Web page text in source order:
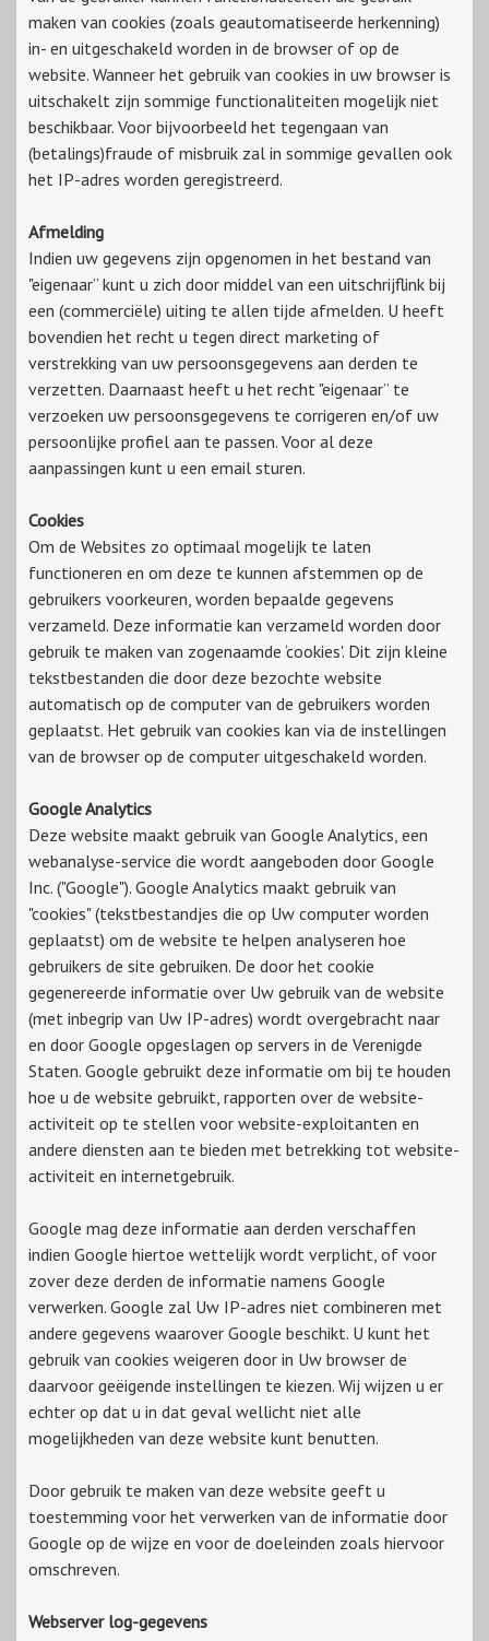
maken van cookies (zoals geautomatiseerde herkenning)
in- en uitgeschakeld worden in de browser of op de
website. Wanneer het gebruik van cookies in uw browser is
uitschakelt zijn sommige functionaliteiten mogelijk niet
beschikbaar. Voor bijvoorbeeld het tegengaan van
(betalings)fraude of misbruik zal in sommige gevallen ook
het IP-adres worden geregistreerd.
Afmelding
Indien uw gegevens zijn opgenomen in het bestand van
"eigenaar” kunt u zich door middel van een uitschrijflink bij
een (commerciële) uiting te allen tijde afmelden. U heeft
bovendien het recht u tegen direct marketing of
verstrekking van uw persoonsgegevens aan derden te
verzetten. Daarnaast heeft u het recht "eigenaar” te
verzoeken uw persoonsgegevens te corrigeren en/of uw
persoonlijke profiel aan te passen. Voor al deze
aanpassingen kunt u een email sturen.
Cookies
Om de Websites zo optimaal mogelijk te laten
functioneren en om deze te kunnen afstemmen op de
gebruikers voorkeuren, worden bepaalde gegevens
verzameld. Deze informatie kan verzameld worden door
gebruik te maken van zogenaamde ‘cookies'. Dit zijn kleine
tekstbestanden die door deze bezochte website
automatisch op de computer van de gebruikers worden
geplaatst. Het gebruik van cookies kan via de instellingen
van de browser op de computer uitgeschakeld worden.
Google Analytics
Deze website maakt gebruik van Google Analytics, een
webanalyse-service die wordt aangeboden door Google
Inc. ("Google"). Google Analytics maakt gebruik van
"cookies" (tekstbestandjes die op Uw computer worden
geplaatst) om de website te helpen analyseren hoe
gebruikers de site gebruiken. De door het cookie
gegenereerde informatie over Uw gebruik van de website
(met inbegrip van Uw IP-adres) wordt overgebracht naar
en door Google opgeslagen op servers in de Verenigde
Staten. Google gebruikt deze informatie om bij te houden
hoe u de website gebruikt, rapporten over de website-
activiteit op te stellen voor website-exploitanten en
andere diensten aan te bieden met betrekking tot website-
activiteit en internetgebruik.
Google mag deze informatie aan derden verschaffen
indien Google hiertoe wettelijk wordt verplicht, of voor
zover deze derden de informatie namens Google
verwerken. Google zal Uw IP-adres niet combineren met
andere gegevens waarover Google beschikt. U kunt het
gebruik van cookies weigeren door in Uw browser de
daarvoor geëigende instellingen te kiezen. Wij wijzen u er
echter op dat u in dat geval wellicht niet alle
mogelijkheden van deze website kunt benutten.
Door gebruik te maken van deze website geeft u
toestemming voor het verwerken van de informatie door
Google op de wijze en voor de doeleinden zoals hiervoor
omschreven.
Webserver log-gegevens